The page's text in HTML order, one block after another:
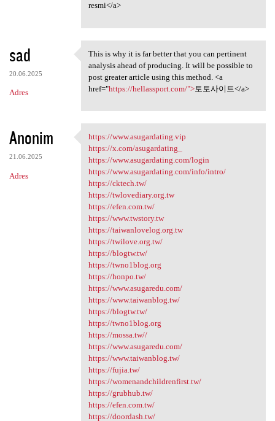
resmi</a>
sad
20.06.2025
Adres
This is why it is far better
This is why it is far better that you can pertinent
analysis ahead of producing. It will be possible to
post greater article using this method. <a
href="https://hellassport.com/">토토사이트</a>
Anonim
21.06.2025
Adres
https://www.asugardating.vip
https://www.asugardating.vip
https://x.com/asugardating_
https://www.asugardating.com/login
https://www.asugardating.com/info/intro/
https://cktech.tw/
https://twlovediary.org.tw
https://efen.com.tw/
https://www.twstory.tw
https://taiwanlovelog.org.tw
https://twilove.org.tw/
https://blogtw.tw/
https://twno1blog.org
https://honpo.tw/
https://www.asugaredu.com/
https://www.taiwanblog.tw/
https://blogtw.tw/
https://twno1blog.org
https://mossa.tw//
https://www.asugaredu.com/
https://www.taiwanblog.tw/
https://fujia.tw/
https://womenandchildrenfirst.tw/
https://grubhub.tw/
https://efen.com.tw/
https://doordash.tw/